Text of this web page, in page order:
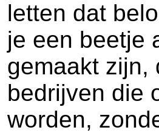
letten dat
je een beetje
gemaakt zijn,
bedrijven die
worden,